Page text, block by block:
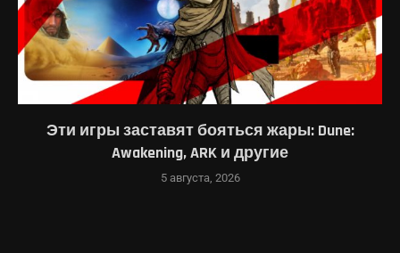
Эти игры заставят бояться жары: Dune:
Awakening, ARK и другие
5 августа, 2026